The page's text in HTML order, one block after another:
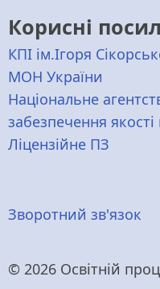
Корисні
КПІ ім.Ігоря
МОН України
Національне
забезпечення якості
Ліцензійне ПЗ
Меню
колонтитулу
Зворотний зв'язок
© 2026 Освітній